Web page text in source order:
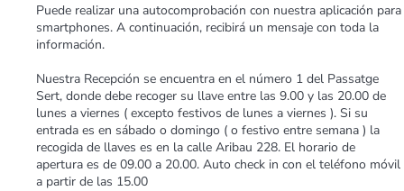
Puede realizar una autocomprobación con nuestra aplicación para
smartphones. A continuación, recibirá un mensaje con toda la
información.
Nuestra Recepción se encuentra en el número 1 del Passatge
Sert, donde debe recoger su llave entre las 9.00 y las 20.00 de
lunes a viernes ( excepto festivos de lunes a viernes ). Si su
entrada es en sábado o domingo ( o festivo entre semana ) la
recogida de llaves es en la calle Aribau 228. El horario de
apertura es de 09.00 a 20.00. Auto check in con el teléfono móvil
a partir de las 15.00